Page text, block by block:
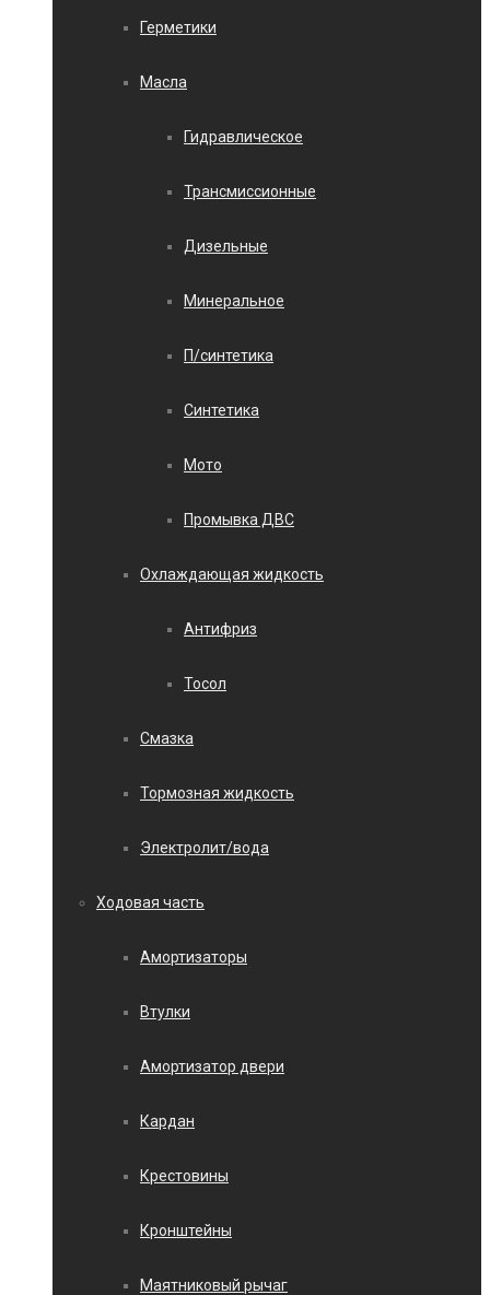
Герметики
Масла
Гидравлическое
Трансмиссионные
Дизельные
Минеральное
П/синтетика
Синтетика
Мото
Промывка ДВС
Охлаждающая жидкость
Антифриз
Тосол
Смазка
Тормозная жидкость
Электролит/вода
Ходовая часть
Амортизаторы
Втулки
Амортизатор двери
Кардан
Крестовины
Кронштейны
Маятниковый рычаг